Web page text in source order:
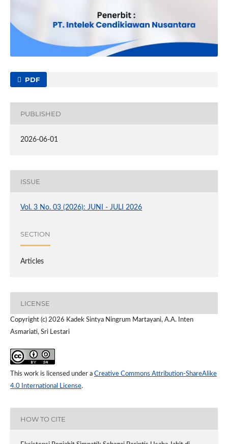
PDF
PUBLISHED
2026-06-01
ISSUE
Vol. 3 No. 03 (2026): JUNI - JULI 2026
SECTION
Articles
LICENSE
Copyright (c) 2026 Kadek Sintya Ningrum Martayani, A.A. Inten
Asmariati, Sri Lestari
This work is licensed under a Creative Commons Attribution-ShareAlike
4.0 International License.
HOW TO CITE